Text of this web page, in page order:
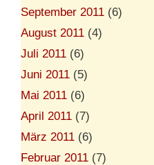
September 2011 (6)
August 2011 (4)
Juli 2011 (6)
Juni 2011 (5)
Mai 2011 (6)
April 2011 (7)
März 2011 (6)
Februar 2011 (7)